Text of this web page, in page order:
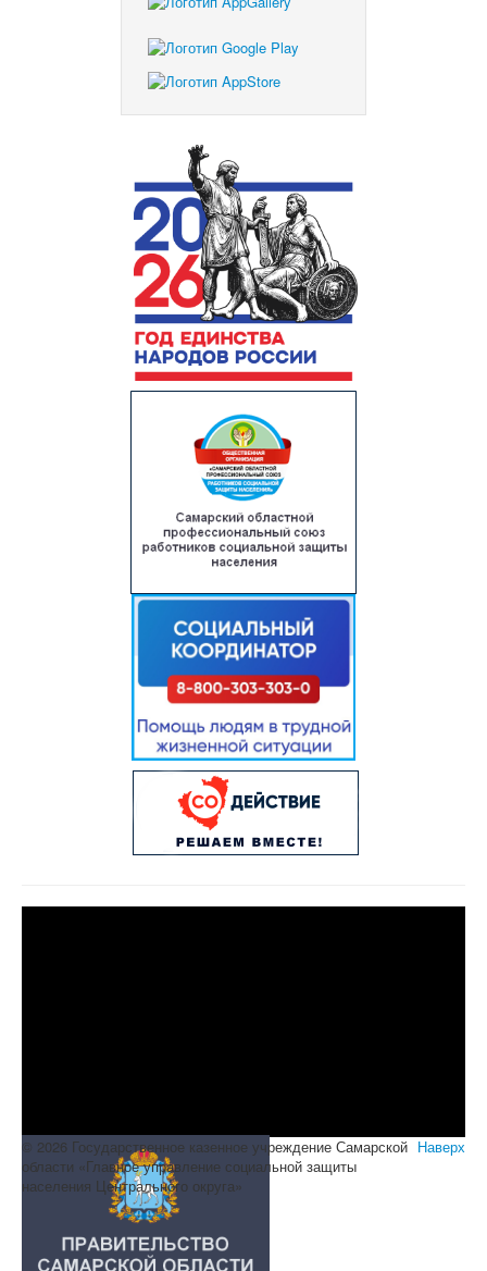
Наверх
© 2026 Государственное казенное учреждение Самарской
области «Главное управление социальной защиты
населения Центрального округа»